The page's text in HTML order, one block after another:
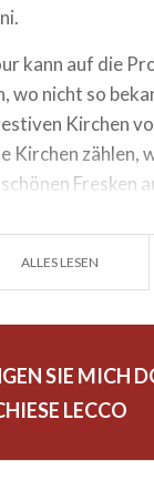
kann auf die
wo nicht so
Kirchen
Kirchen zählen,
Fresken
von Annone.
die wichtigsten
Sie S. Maria
das an der
von 1617 erbaut
wird durch
ALLES LESEN
SIE MICH
LECCO